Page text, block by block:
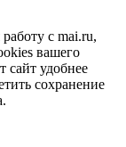
с mai.ru,
вашего
сайт удобнее
сохранение